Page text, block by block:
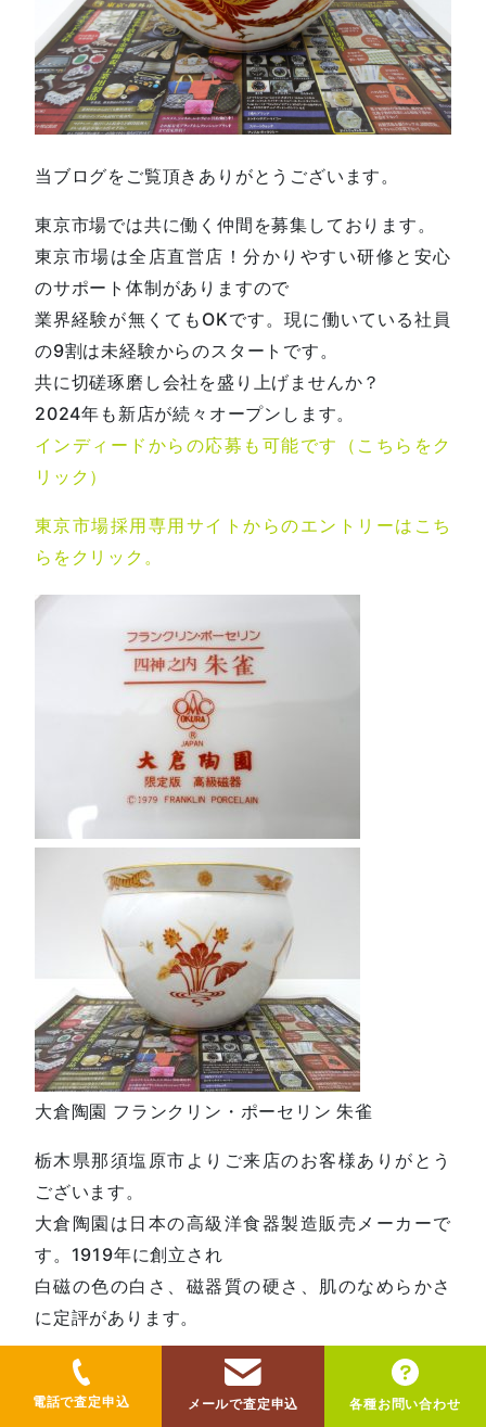
当ブログをご覧頂きありがとうございます。
東京市場では共に働く仲間を募集しております。
東京市場は全店直営店！分かりやすい研修と安心
のサポート体制がありますので
業界経験が無くてもOKです。現に働いている社員
の9割は未経験からのスタートです。
共に切磋琢磨し会社を盛り上げませんか？
2024年も新店が続々オープンします。
インディードからの応募も可能です（こちらをク
リック）
東京市場採用専用サイトからのエントリーはこち
らをクリック。
大倉陶園 フランクリン・ポーセリン 朱雀
栃木県那須塩原市よりご来店のお客様ありがとう
ございます。
大倉陶園は日本の高級洋食器製造販売メーカーで
す。1919年に創立され
白磁の色の白さ、磁器質の硬さ、肌のなめらかさ
に定評があります。
フランクリン・ポーセリンは、アメリカの有名な
通信販売会社である
電話で査定申込 メールで査定申込 各種お問い合わせ